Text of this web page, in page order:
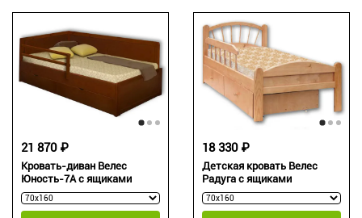
Кровать-диван Велес
Юность-7А с ящиками
21 870 ₽
Детская кровать Велес
Радуга с ящиками
18 330 ₽